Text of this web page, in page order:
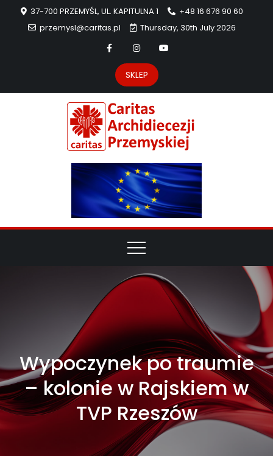
37-700 PRZEMYŚL, UL. KAPITULNA 1
+48 16 676 90 60
przemysl@caritas.pl
Thursday, 30th July 2026
SKLEP
Wypoczynek po traumie
– kolonie w Rajskiem w
TVP Rzeszów